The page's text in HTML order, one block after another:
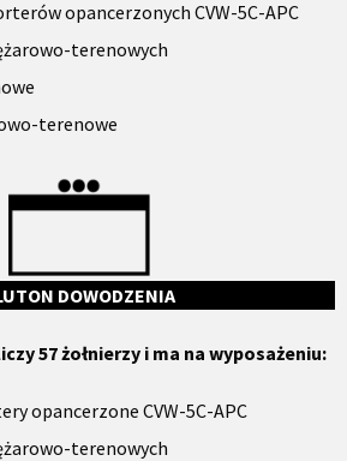
opancerzonych CVW-5C-APC
terenowych
terenowe
DOWODZENIA
57 żołnierzy i ma na wyposażeniu:
opancerzone CVW-5C-APC
terenowych